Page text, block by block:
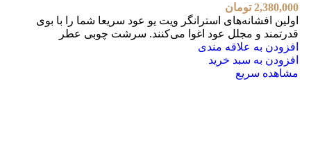
2,380,000 تومان
اولین افشانه‌های استرانگر ویت یو عود سریعا شما را با بوی
قدرتمند و مجلل عود اغوا می‌کنند. سرشت چوبی عطر
افزودن به علاقه مندی
افزودن به سبد خرید
مشاهده سریع